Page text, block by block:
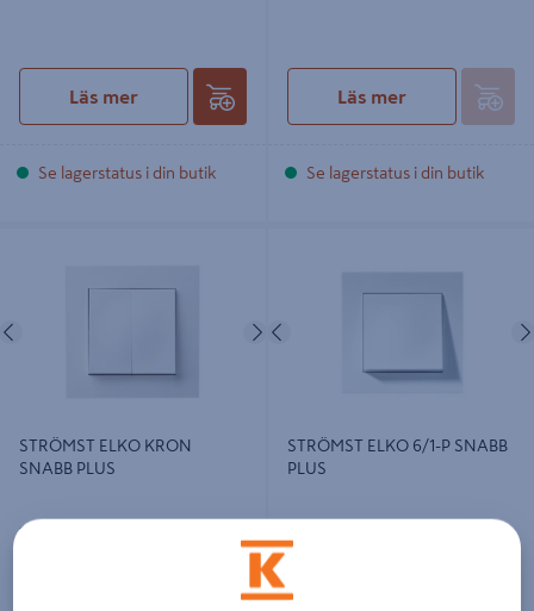
Läs mer
Se lagerstatus i din butik
Läs mer
Se lagerstatus i din butik
Nästa
STRÖMST ELKO KRON
SNABB PLUS
175 kr
STRÖMST ELKO 6/1-P SNABB
PLUS